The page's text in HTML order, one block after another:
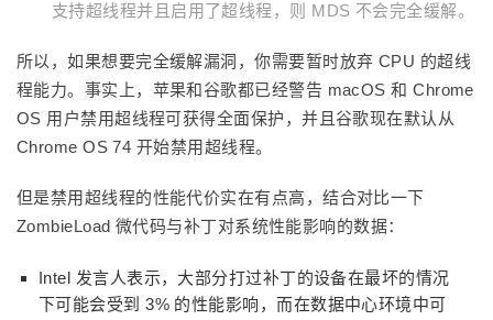
支持超线程并且启用了超线程，则 MDS 不会完全缓解。
所以，如果想要完全缓解漏洞，你需要暂时放弃 CPU 的超线
程能力。事实上，苹果和谷歌都已经警告 macOS 和 Chrome
OS 用户禁用超线程可获得全面保护，并且谷歌现在默认从
Chrome OS 74 开始禁用超线程。
但是禁用超线程的性能代价实在有点高，结合对比一下
ZombieLoad 微代码与补丁对系统性能影响的数据：
Intel 发言人表示，大部分打过补丁的设备在最坏的情况
下可能会受到 3% 的性能影响，而在数据中心环境中可